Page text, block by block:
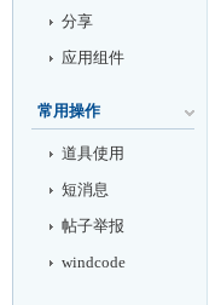
分享
应用组件
常用操作
道具使用
短消息
帖子举报
windcode